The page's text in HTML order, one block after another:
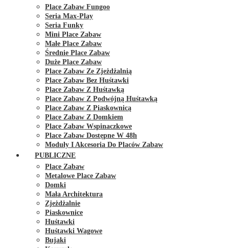
Place Zabaw Fungoo
Seria Max-Play
Seria Funky
Mini Place Zabaw
Małe Place Zabaw
Średnie Place Zabaw
Duże Place Zabaw
Place Zabaw Ze Zjeżdżalnią
Place Zabaw Bez Huśtawki
Place Zabaw Z Huśtawką
Place Zabaw Z Podwójną Huśtawką
Place Zabaw Z Piaskownicą
Place Zabaw Z Domkiem
Place Zabaw Wspinaczkowe
Place Zabaw Dostępne W 48h
Moduły I Akcesoria Do Placów Zabaw
PUBLICZNE
Place Zabaw
Metalowe Place Zabaw
Domki
Mała Architektura
Zjeżdżalnie
Piaskownice
Huśtawki
Huśtawki Wagowe
Bujaki